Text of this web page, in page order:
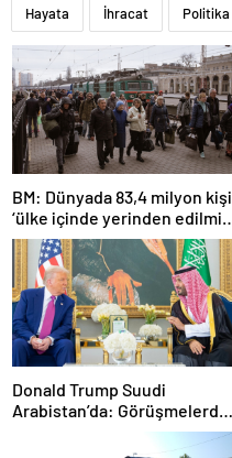
Hayata İhracat Politika
BM: Dünyada 83,4 milyon kişi
‘ülke içinde yerinden edilmiş’
olarak yaşıyor
Donald Trump Suudi
Arabistan’da: Görüşmelerde